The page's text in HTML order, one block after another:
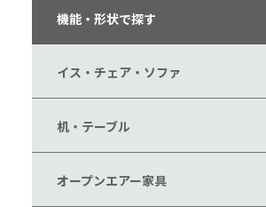
機能・形状で探す
イス・チェア・ソファ
机・テーブル
オープンエアー家具